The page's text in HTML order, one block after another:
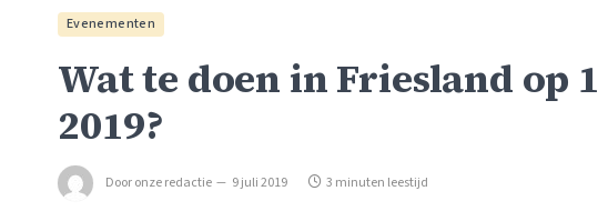
Evenementen
Wat te doen in Friesland op
2019?
Dooronze redactie 9 juli 2019 3 minuten leestijd